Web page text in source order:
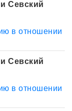
Севский
в отношении
Севский
в отношении